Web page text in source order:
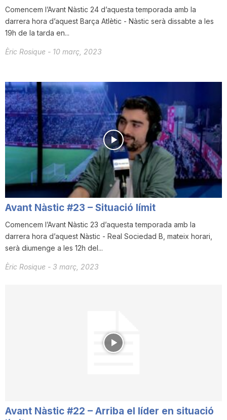
Comencem l’Avant Nàstic 24 d’aquesta temporada amb la
darrera hora d’aquest Barça Atlètic - Nàstic serà dissabte a les
19h de la tarda en...
Èric Rosique - 10 març, 2023
Avant Nàstic #23 – Situació límit
Comencem l’Avant Nàstic 23 d’aquesta temporada amb la
darrera hora d’aquest Nàstic - Real Sociedad B, mateix horari,
serà diumenge a les 12h del...
Èric Rosique - 3 març, 2023
Avant Nàstic #22 – Arriba el líder en situació